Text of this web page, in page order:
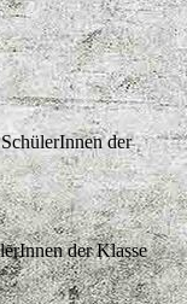
der
der Klasse